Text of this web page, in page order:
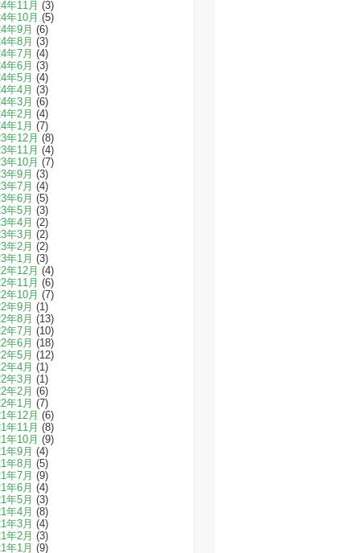
年11月 (3)
年10月 (5)
年9月 (6)
年8月 (3)
年7月 (4)
年6月 (3)
年5月 (4)
年4月 (3)
年3月 (6)
年2月 (4)
年1月 (7)
年12月 (8)
年11月 (4)
年10月 (7)
年9月 (3)
年7月 (4)
年6月 (5)
年5月 (3)
年4月 (2)
年3月 (2)
年2月 (2)
年1月 (3)
年12月 (4)
年11月 (6)
年10月 (7)
年9月 (1)
年8月 (13)
年7月 (10)
年6月 (18)
年5月 (12)
年4月 (1)
年3月 (1)
年2月 (6)
年1月 (7)
年12月 (6)
年11月 (8)
年10月 (9)
年9月 (4)
年8月 (5)
年7月 (9)
年6月 (4)
年5月 (3)
年4月 (8)
年3月 (4)
年2月 (3)
年1月 (9)